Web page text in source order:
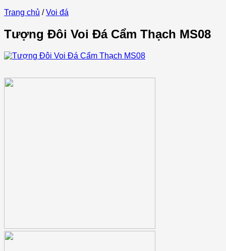
Trang chủ / Voi đá
Tượng Đôi Voi Đá Cẩm Thạch MS08